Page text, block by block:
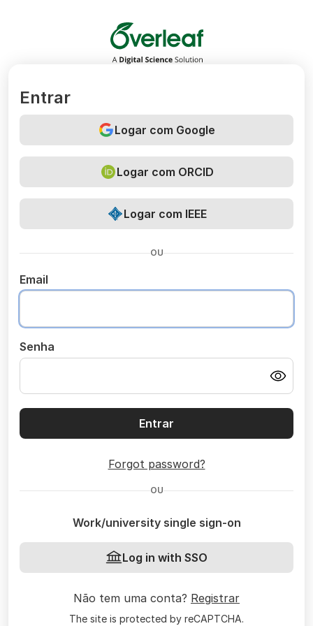
Overleaf
Entrar
Logar com Google
Logar com ORCID
Logar com IEEE
OU
Email
Senha
Entrar
Forgot password?
OU
Work/university single sign-on
Log in with SSO
Não tem uma conta? Registrar
The site is protected by reCAPTCHA.